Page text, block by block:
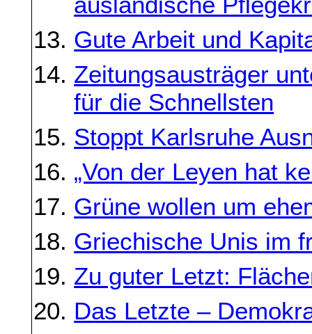
Gute Arbeit und
Zeitungsausträger
für die Schnellsten
Stoppt Karlsruhe
„Von der Leyen hat
Grüne wollen um
Griechische Unis im
Zu guter Letzt:
Das Letzte –